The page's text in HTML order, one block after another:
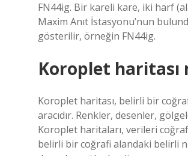
FN44ig. Bir kareli kare, iki harf
Maxim Anıt İstasyonu’nun
gösterilir, örneğin FN44ig.
Koroplet haritası
Koroplet haritası, belirli bir
aracıdır. Renkler, desenler,
Koroplet haritaları, verileri
belirli bir coğrafi alandaki belirli